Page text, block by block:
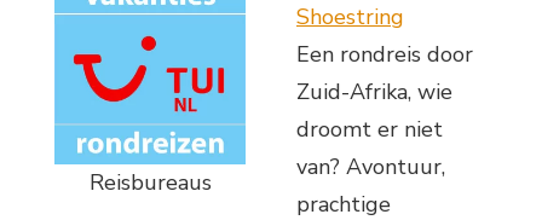
Reisbureaus
Shoestring
Een rondreis door
Zuid-Afrika, wie
droomt er niet
van? Avontuur,
prachtige